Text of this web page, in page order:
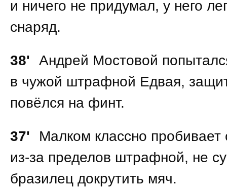
и ничего не придумал, у него
снаряд.
38'
Андрей Мостовой
в чужой штрафной Едвая,
повёлся на финт.
37'
Малком классно пробивает
из-за пределов штрафной, не
бразилец докрутить мяч.